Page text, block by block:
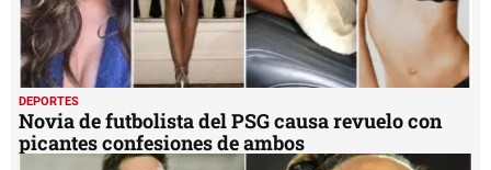
DEPORTES
Novia de futbolista del PSG causa revuelo con
picantes confesiones de ambos